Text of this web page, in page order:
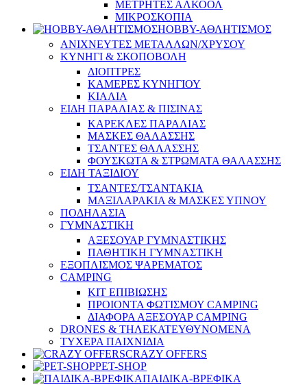
ΜΕΤΡΗΤΕΣ ΑΛΚΟΟΛ
ΜΙΚΡΟΣΚΟΠΙΑ
HOBBY-ΑΘΛΗΤΙΣΜΟΣ
ΑΝΙΧΝΕΥΤΕΣ ΜΕΤΑΛΛΩΝ/ΧΡΥΣΟΥ
ΚΥΝΗΓΙ & ΣΚΟΠΟΒΟΛΗ
ΔΙΟΠΤΡΕΣ
ΚΑΜΕΡΕΣ ΚΥΝΗΓΙΟΥ
ΚΙΑΛΙΑ
ΕΙΔΗ ΠΑΡΑΛΙΑΣ & ΠΙΣΙΝΑΣ
ΚΑΡΕΚΛΕΣ ΠΑΡΑΛΙΑΣ
ΜΑΣΚΕΣ ΘΑΛΑΣΣΗΣ
ΤΣΑΝΤΕΣ ΘΑΛΑΣΣΗΣ
ΦΟΥΣΚΩΤΑ & ΣΤΡΩΜΑΤΑ ΘΑΛΑΣΣΗΣ
ΕΙΔΗ ΤΑΞΙΔΙΟΥ
ΤΣΑΝΤΕΣ/ΤΣΑΝΤΑΚΙΑ
ΜΑΞΙΛΑΡΑΚΙΑ & ΜΑΣΚΕΣ ΥΠΝΟΥ
ΠΟΔΗΛΑΣΙΑ
ΓΥΜΝΑΣΤΙΚΗ
ΑΞΕΣΟΥΑΡ ΓΥΜΝΑΣΤΙΚΗΣ
ΠΑΘΗΤΙΚΗ ΓΥΜΝΑΣΤΙΚΗ
ΕΞΟΠΛΙΣΜΟΣ ΨΑΡΕΜΑΤΟΣ
CAMPING
ΚΙΤ ΕΠΙΒΙΩΣΗΣ
ΠΡΟΙΟΝΤΑ ΦΩΤΙΣΜΟΥ CAMPING
ΔΙΑΦΟΡΑ ΑΞΕΣΟΥΑΡ CAMPING
DRONES & ΤΗΛΕΚΑΤΕΥΘΥΝΟΜΕΝΑ
ΤΥΧΕΡΑ ΠΑΙΧΝΙΔΙΑ
CRAZY OFFERS
PET-SHOP
ΠΑΙΔΙΚΑ-ΒΡΕΦΙΚΑ